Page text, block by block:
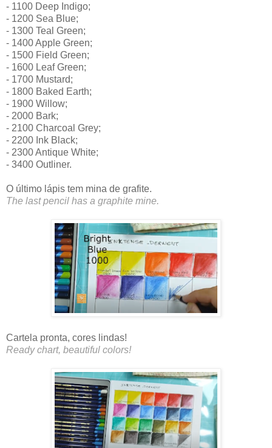
- 1100 Deep Indigo;
- 1200 Sea Blue;
- 1300 Teal Green;
- 1400 Apple Green;
- 1500 Field Green;
- 1600 Leaf Green;
- 1700 Mustard;
- 1800 Baked Earth;
- 1900 Willow;
- 2000 Bark;
- 2100 Charcoal Grey;
- 2200 Ink Black;
- 2300 Antique White;
- 3400 Outliner.
O último lápis tem mina de grafite.
The last pencil has a graphite mine.
Cartela pronta, cores lindas!
Ready chart, beautiful colors!